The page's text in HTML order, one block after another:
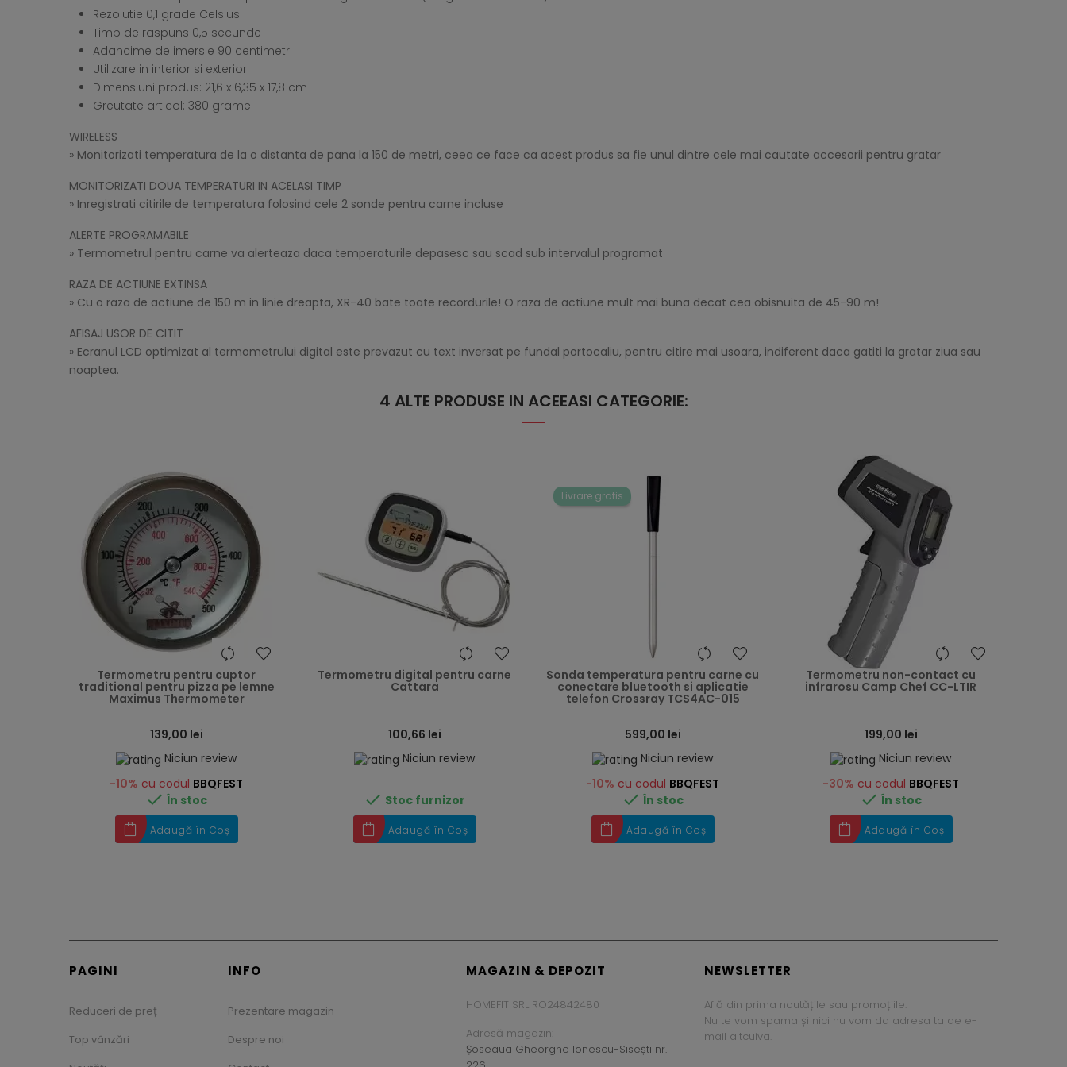
Rezolutie 0,1 grade Celsius
Timp de raspuns 0,5 secunde
Adancime de imersie 90 centimetri
Utilizare in interior si exterior
Dimensiuni produs: 21,6 x 6,35 x 17,8 cm
Greutate articol: 380 grame
WIRELESS
» Monitorizati temperatura de la o distanta de pana la 150 de metri, ceea ce face ca acest produs sa fie unul dintre cele mai cautate accesorii pentru gratar
MONITORIZATI DOUA TEMPERATURI IN ACELASI TIMP
» Inregistrati citirile de temperatura folosind cele 2 sonde pentru carne incluse
ALERTE PROGRAMABILE
» Termometrul pentru carne va alerteaza daca temperaturile depasesc sau scad sub intervalul programat
RAZA DE ACTIUNE EXTINSA
» Cu o raza de actiune de 150 m in linie dreapta, XR-40 bate toate recordurile! O raza de actiune mult mai buna decat cea obisnuita de 45-90 m!
AFISAJ USOR DE CITIT
» Ecranul LCD optimizat al termometrului digital este prevazut cu text inversat pe fundal portocaliu, pentru citire mai usoara, indiferent daca gatiti la gratar ziua sau
noaptea.
4 ALTE PRODUSE IN ACEEASI CATEGORIE:
heart
Termometru pentru cuptor
traditional pentru pizza pe lemne
Maximus Thermometer
139,00 lei
Niciun review
-10% cu codul BBQFEST
 În stoc
Adaugă în Coș
heart
Termometru digital pentru carne
Cattara
100,66 lei
Niciun review
 Stoc furnizor
Adaugă în Coș
Livrare gratis
heart
Sonda temperatura pentru carne cu
conectare bluetooth si aplicatie
telefon Crossray TCS4AC-015
599,00 lei
Niciun review
-10% cu codul BBQFEST
 În stoc
Adaugă în Coș
heart
Termometru non-contact cu
infrarosu Camp Chef CC-LTIR
199,00 lei
Niciun review
-30% cu codul BBQFEST
 În stoc
Adaugă în Coș
PAGINI
Reduceri de preț
Top vânzări
INFO
Prezentare magazin
Despre noi
MAGAZIN & DEPOZIT
HOMEFIT SRL RO24842480
Adresă magazin:
Șoseaua Gheorghe Ionescu-Sisești nr.
NEWSLETTER
Află din prima noutățile sau promoțiile.
Nu te vom spama și nici nu vom da adresa ta de e-
mail altcuiva.